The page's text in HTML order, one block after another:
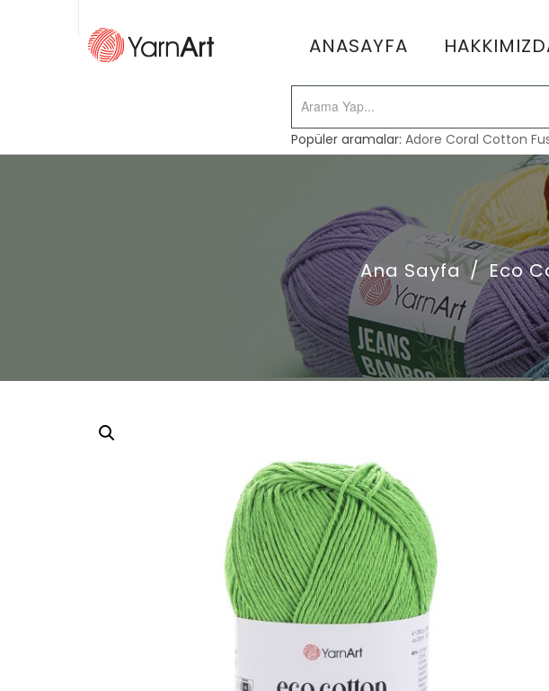
ANASAYFA
Popüler aramalar:Adore Coral Cotton
Ana Sayfa / Eco